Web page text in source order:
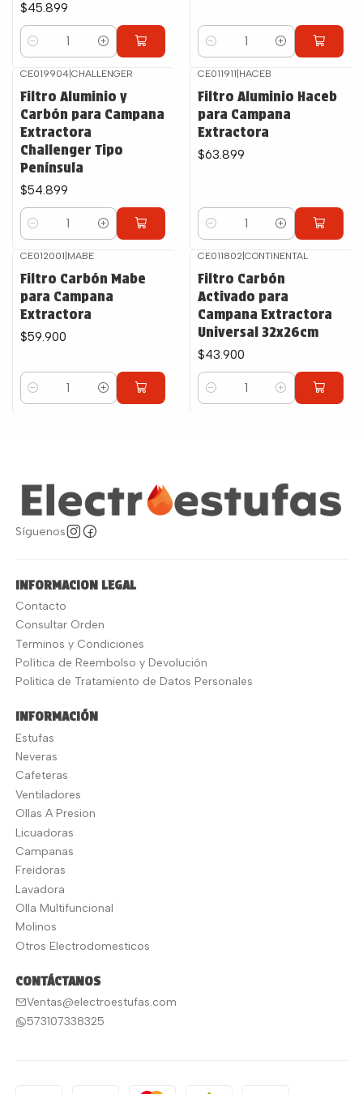
$45.899
Cantidad Cantidad
CE019904| CHALLENGER
Filtro Aluminio y
Carbón para Campana
Extractora
Challenger Tipo
Península
$54.899
Cantidad
CE011911 HACEB
Filtro Aluminio Haceb
para Campana
Extractora
$63.899
Cantidad
CE012001 MABE
Filtro Carbón Mabe
para Campana
Extractora
$59.900
Cantidad
CE011802 CONTINENTAL
Filtro Carbón
Activado para
Campana Extractora
Universal 32x26cm
$43.900
Cantidad
Síguenos
INFORMACION LEGAL
Contacto
Consultar Orden
Terminos y Condiciones
Política de Reembolso y Devolución
Politica de Tratamiento de Datos Personales
INFORMACIÓN
Estufas
Neveras
Cafeteras
Ventiladores
Ollas A Presion
Licuadoras
Campanas
Freidoras
Lavadora
Olla Multifuncional
Molinos
Otros Electrodomesticos
CONTÁCTANOS
Ventas@electroestufas.com
573107338325